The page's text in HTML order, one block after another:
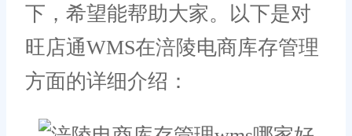
下，希望能帮助大家。以下是对
旺店通WMS在涪陵电商库存管理
方面的详细介绍：